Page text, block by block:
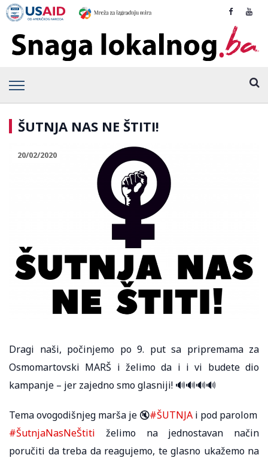
ŠUTNJA NAS NE ŠTITI!
20/02/2020
Dragi naši, počinjemo po 9. put sa pripremama za
Osmomartovski MARŠ i želimo da i i vi budete dio
kampanje – jer zajedno smo glasniji! 🔊🔊🔊🔊
Tema ovogodišnjeg marša je 🔇#ŠUTNJA i pod parolom
#ŠutnjaNasNeŠtiti želimo na jednostavan način
poručiti da treba da reagujemo, te glasno ukažemo na